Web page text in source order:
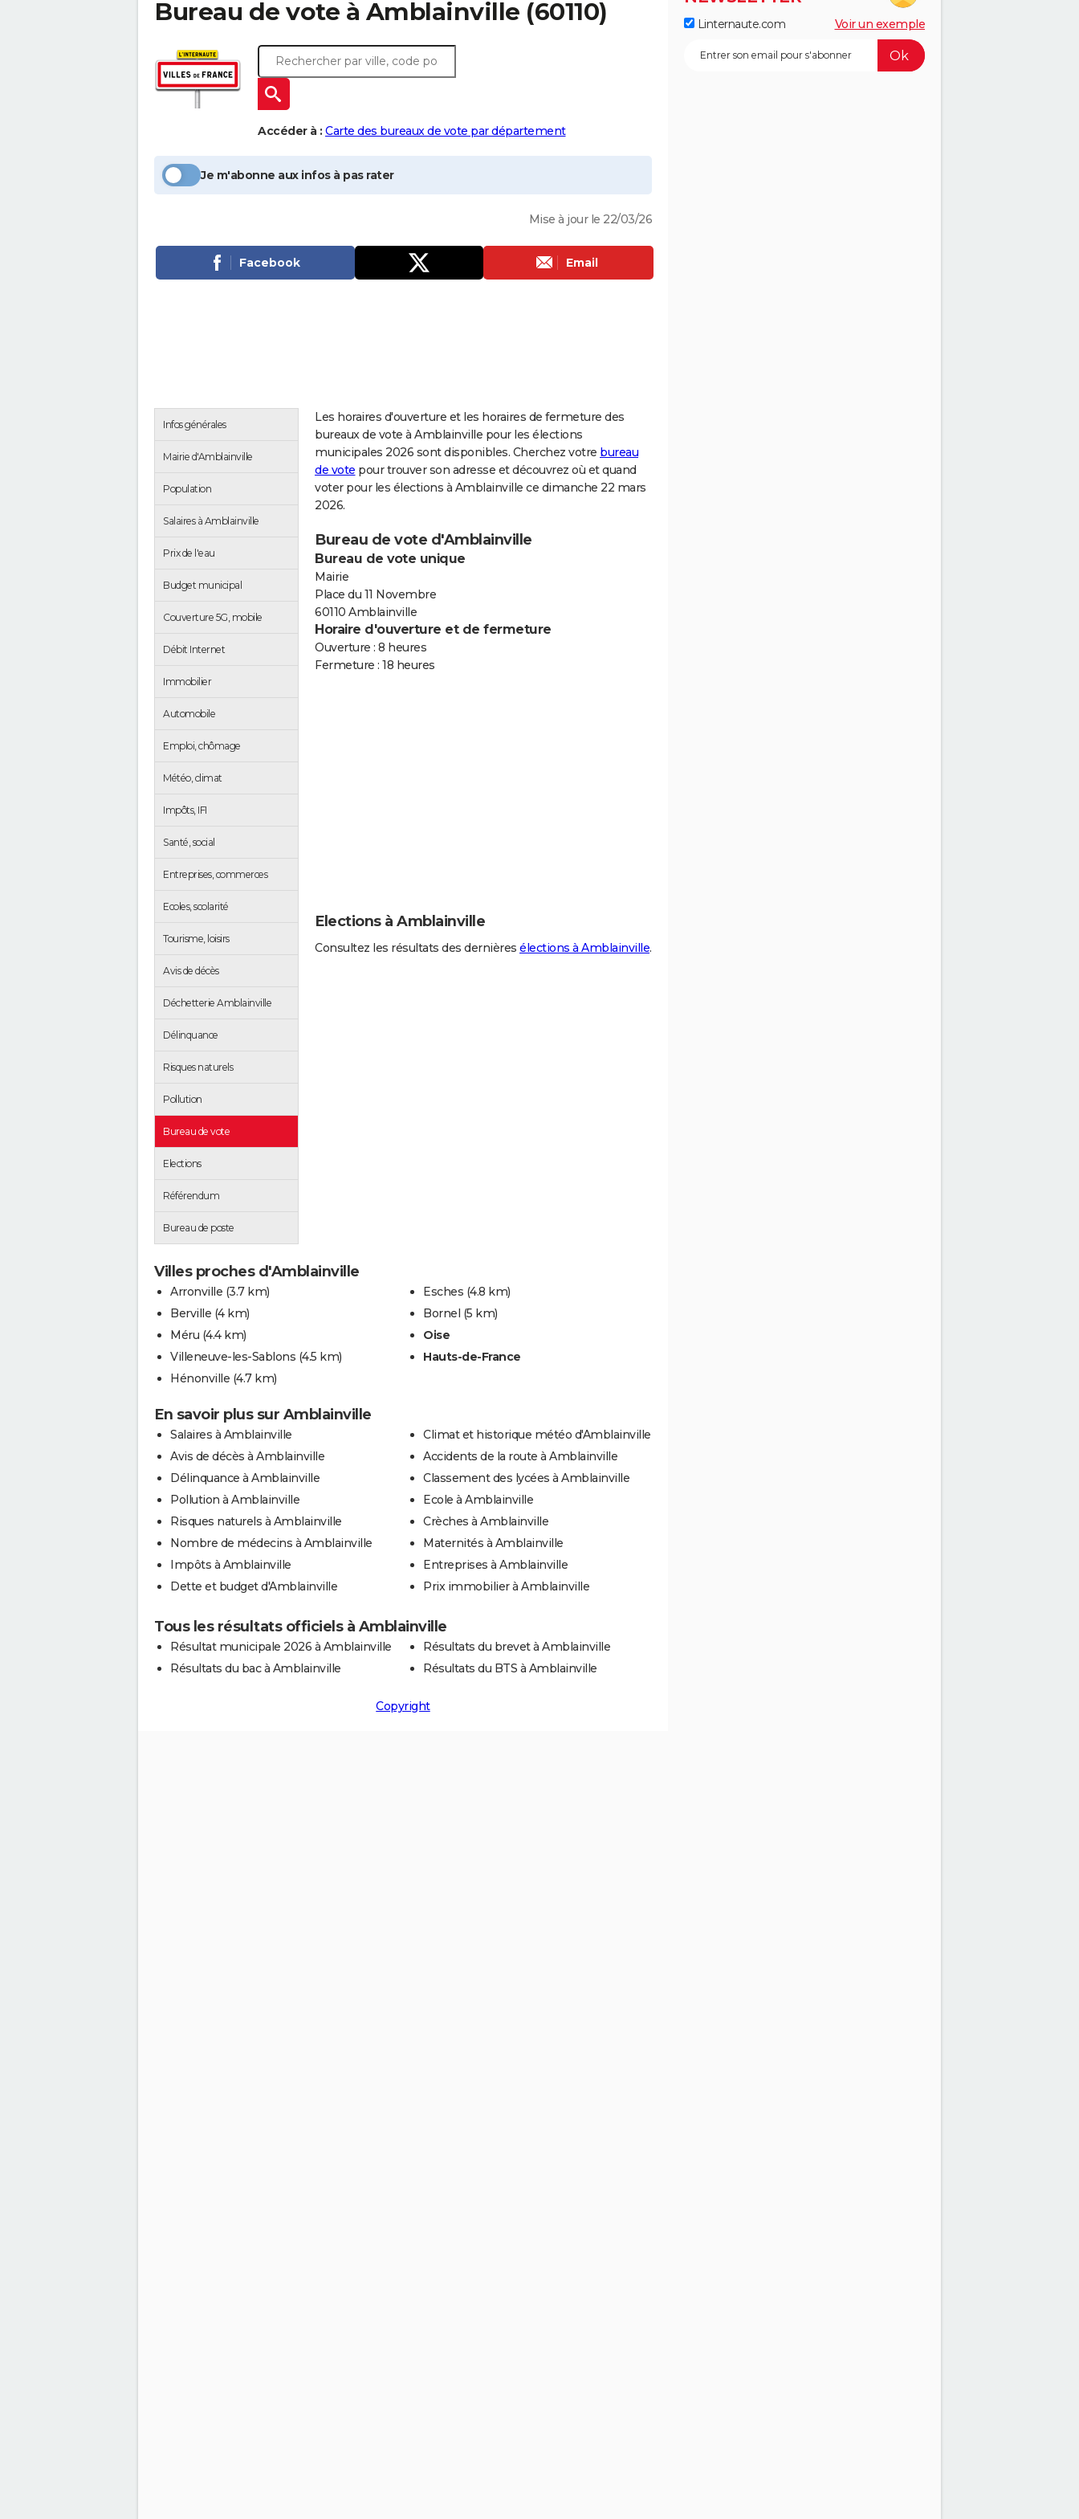
Bureau de vote à Amblainville (60110)
Accéder à : Carte des bureaux de vote par département
Je m'abonne aux infos à pas rater
Mise à jour le 22/03/26
Facebook Email
Infos générales
Mairie d'Amblainville
Population
Salaires à Amblainville
Prix de l'eau
Budget municipal
Couverture 5G, mobile
Débit Internet
Immobilier
Automobile
Emploi, chômage
Météo, climat
Impôts, IFI
Santé, social
Entreprises, commerces
Ecoles, scolarité
Tourisme, loisirs
Avis de décès
Déchetterie Amblainville
Délinquance
Risques naturels
Pollution
Bureau de vote
Elections
Référendum
Bureau de poste
Les horaires d'ouverture et les horaires de fermeture des
bureaux de vote à Amblainville pour les élections
municipales 2026 sont disponibles. Cherchez votre bureau
de vote pour trouver son adresse et découvrez où et quand
voter pour les élections à Amblainville ce dimanche 22 mars
2026.
Bureau de vote d'Amblainville
Bureau de vote unique
Mairie
Place du 11 Novembre
60110 Amblainville
Horaire d'ouverture et de fermeture
Ouverture : 8 heures
Fermeture : 18 heures
Elections à Amblainville
Consultez les résultats des dernières élections à Amblainville.
Villes proches d'Amblainville
Arronville (3.7 km)
Berville (4 km)
Méru (4.4 km)
Villeneuve-les-Sablons (4.5 km)
Hénonville (4.7 km)
Esches (4.8 km)
Bornel (5 km)
Oise
Hauts-de-France
En savoir plus sur Amblainville
Salaires à Amblainville
Avis de décès à Amblainville
Délinquance à Amblainville
Pollution à Amblainville
Risques naturels à Amblainville
Nombre de médecins à Amblainville
Impôts à Amblainville
Dette et budget d'Amblainville
Climat et historique météo d'Amblainville
Accidents de la route à Amblainville
Classement des lycées à Amblainville
Ecole à Amblainville
Crèches à Amblainville
Maternités à Amblainville
Entreprises à Amblainville
Prix immobilier à Amblainville
Tous les résultats officiels à Amblainville
Résultat municipale 2026 à Amblainville
Résultats du bac à Amblainville
Résultats du brevet à Amblainville
Résultats du BTS à Amblainville
Copyright
Linternaute.com Voir un exemple